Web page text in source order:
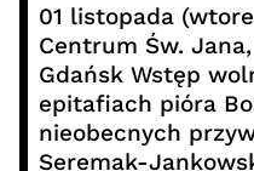
01 listopada
Centrum Św.
Gdańsk Wstęp
epitafiach pióra
nieobecnych
Seremak-